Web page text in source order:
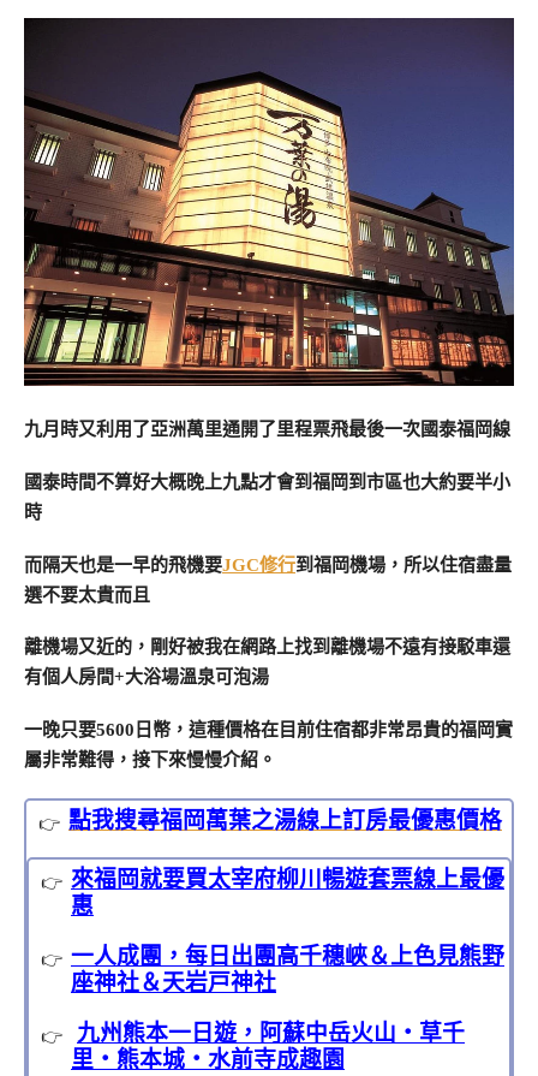
九月時又利用了亞洲萬里通開了里程票飛最後一次國泰福岡線
國泰時間不算好大概晚上九點才會到福岡到市區也大約要半小
時
而隔天也是一早的飛機要JGC修行到福岡機場，所以住宿盡量
選不要太貴而且
離機場又近的，剛好被我在網路上找到離機場不遠有接駁車還
有個人房間+大浴場溫泉可泡湯
一晚只要5600日幣，這種價格在目前住宿都非常昂貴的福岡實
屬非常難得，接下來慢慢介紹。
點我搜尋福岡萬葉之湯線上訂房最優惠價格
來福岡就要買太宰府柳川暢遊套票線上最優
惠
一人成團，每日出團高千穗峽＆上色見熊野
座神社＆天岩戸神社
九州熊本一日遊，阿蘇中岳火山・草千
里・熊本城・水前寺成趣園